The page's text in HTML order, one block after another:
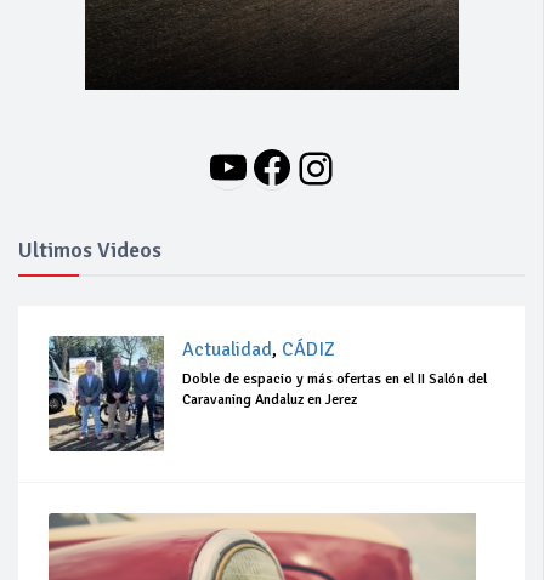
YouTube
Facebook
Instagram
Ultimos Videos
Actualidad, CÁDIZ
Doble de espacio y más ofertas en el II Salón del
Caravaning Andaluz en Jerez